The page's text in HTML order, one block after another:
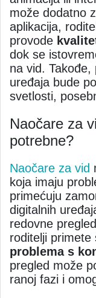
može dodatno
aplikacija,
provode
dok se
na vid.
uređaja bude
svetlosti,
Naočare za
potrebne?
Naočare za vid
koja imaju
primećuju
digitalnih
redovne
roditelji
problema s
pregled može
ranoj fazi i